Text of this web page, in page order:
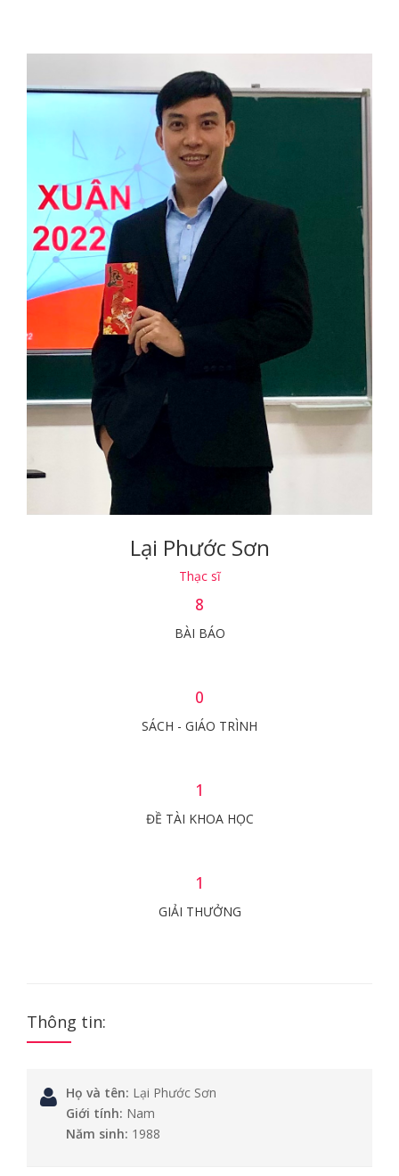
Lại Phước Sơn
Thạc sĩ
8
BÀI BÁO
0
SÁCH - GIÁO TRÌNH
1
ĐỀ TÀI KHOA HỌC
1
GIẢI THƯỞNG
Thông tin:
Họ và tên: Lại Phước Sơn
Giới tính: Nam
Năm sinh: 1988